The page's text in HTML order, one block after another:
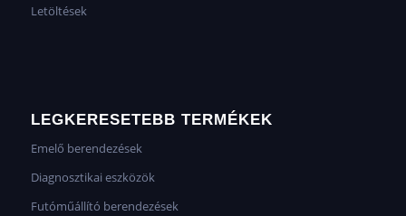
Letöltések
LEGKERESETEBB TERMÉKEK
Emelő berendezések
Diagnosztikai eszközök
Futóműállító berendezések